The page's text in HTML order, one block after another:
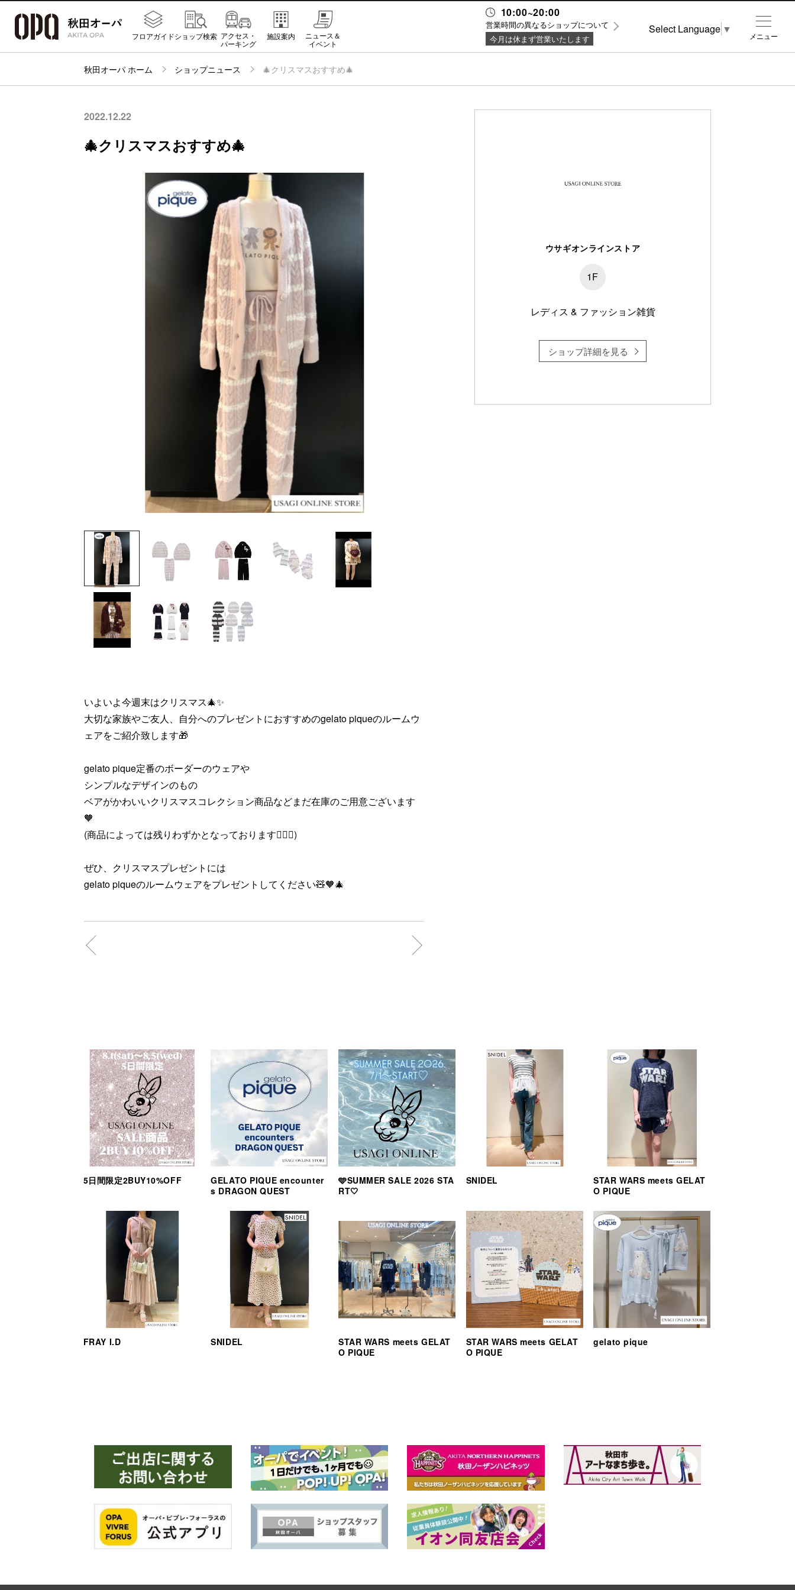
10:00~20:00
営業時間の異なるショップについて
今月は休まず営業いたします
フロアガイドショップ検索 アクセス・
パーキング
施設案内
ニュース＆
イベント
秋田オーパ ホーム ショップニュース 🎄クリスマスおすすめ🎄
2022.12.22
🎄クリスマスおすすめ🎄
いよいよ今週末はクリスマス🎄✨
大切な家族やご友人、自分へのプレゼントにおすすめのgelato piqueのルームウ
ェアをご紹介致します🎁
gelato pique定番のボーダーのウェアや
シンプルなデザインのもの
ベアがかわいいクリスマスコレクション商品などまだ在庫のご用意ございます
🧡
(商品によっては残りわずかとなっております🙇🏻‍♀️)
ぜひ、クリスマスプレゼントには
gelato piqueのルームウェアをプレゼントしてください🧸🧡🎄
ウサギオンラインストア
1F
レディス & ファッション雑貨
ショップ詳細を見る
5日間限定2BUY10%OFF
GELATO PIQUE encounter
s DRAGON QUEST
🩵SUMMER SALE 2026 STA
RT🤍
SNIDEL
STAR WARS meets GELAT
O PIQUE
FRAY I.D SNIDEL
STAR WARS meets GELAT
O PIQUE
STAR WARS meets GELAT
O PIQUE
gelato pique
メニュー
Select Language ▼